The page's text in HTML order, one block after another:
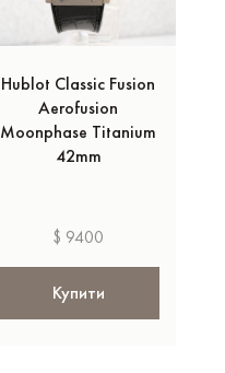
Hublot Classic Fusion
Aerofusion
Moonphase Titanium
42mm
$ 9400
Купити